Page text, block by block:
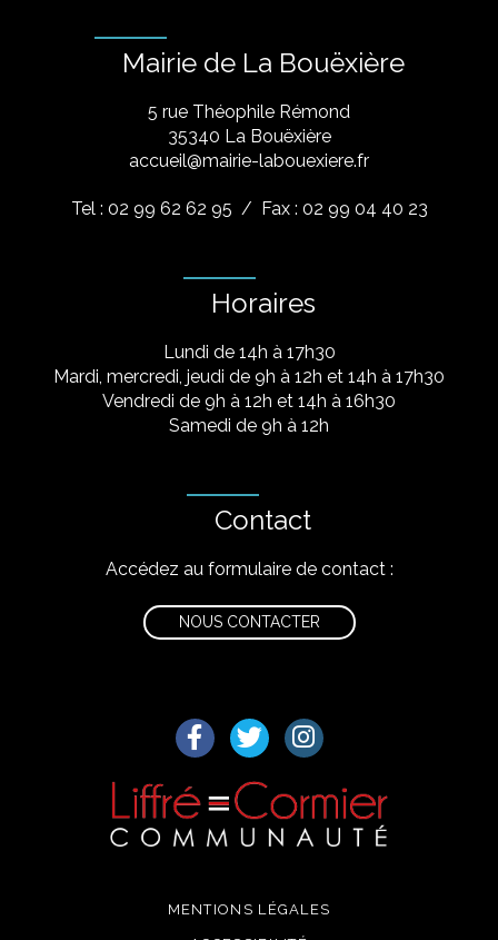
Mairie de La Bouëxière
5 rue Théophile Rémond
​35340 La Bouëxière
accueil@mairie-labouexiere.fr
Tel : 02 99 62 62 95 / Fax : 02 99 04 40 23
Horaires
Lundi de 14h à 17h30
Mardi, mercredi, jeudi de 9h à 12h et 14h à 17h30
Vendredi de 9h à 12h et 14h à 16h30
Samedi de 9h à 12h
Contact
Accédez au formulaire de contact :
NOUS CONTACTER
Lien vers le compte Facebook
Lien vers le compte Twitter
Lien vers le compte
MENTIONS LÉGALES